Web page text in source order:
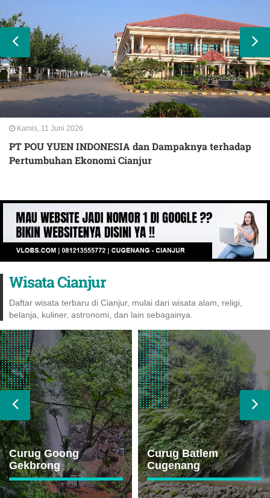
Kamis, 11 Juni 2026
PT POU YUEN INDONESIA dan Dampaknya terhadap
Pertumbuhan Ekonomi Cianjur
Wisata Cianjur
Daftar wisata terbaru di Cianjur, mulai dari wisata alam, religi,
belanja, kuliner, astronomi, dan lain sebagainya.
Curug Goong
Gekbrong
Curug Batlem
Cugenang